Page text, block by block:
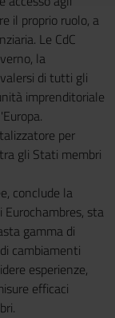
il proprio ruolo, a
Le CdC
la
di tutti gli
imprenditoriale
per
gli Stati membri
conclude la
sta
gamma di
cambiamenti
esperienze,
efficaci